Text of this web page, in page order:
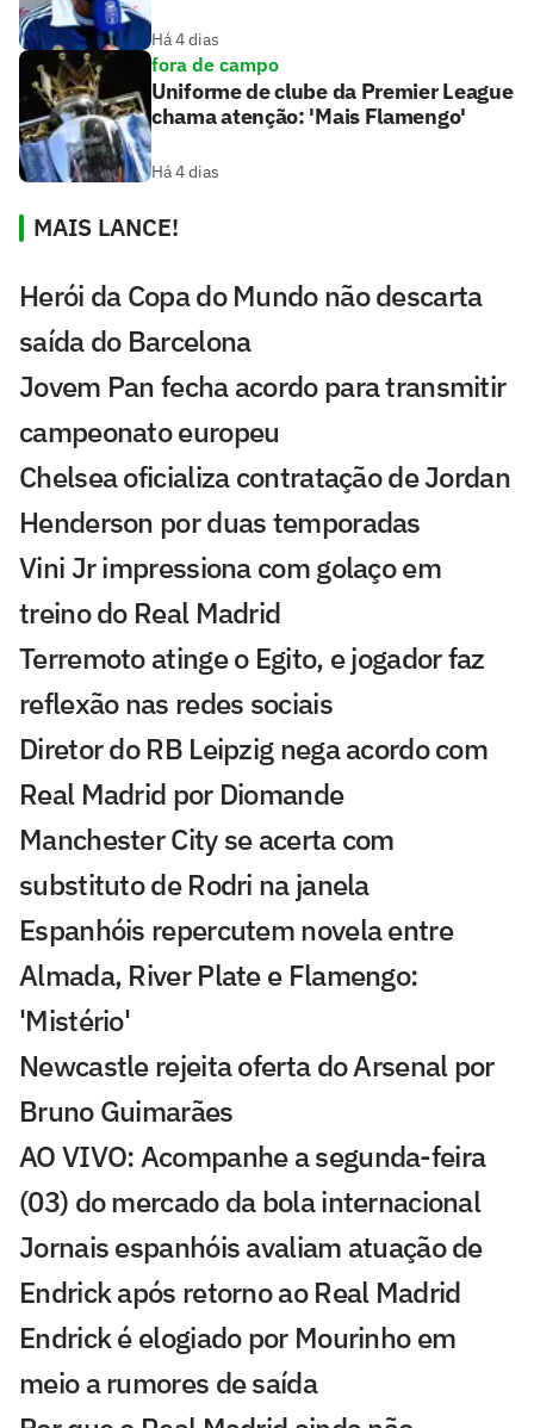
Há 4 dias
fora de campo
Uniforme de clube da Premier League
chama atenção: 'Mais Flamengo'
Há 4 dias
MAIS LANCE!
Herói da Copa do Mundo não descarta
saída do Barcelona
Jovem Pan fecha acordo para transmitir
campeonato europeu
Chelsea oficializa contratação de Jordan
Henderson por duas temporadas
Vini Jr impressiona com golaço em
treino do Real Madrid
Terremoto atinge o Egito, e jogador faz
reflexão nas redes sociais
Diretor do RB Leipzig nega acordo com
Real Madrid por Diomande
Manchester City se acerta com
substituto de Rodri na janela
Espanhóis repercutem novela entre
Almada, River Plate e Flamengo:
'Mistério'
Newcastle rejeita oferta do Arsenal por
Bruno Guimarães
AO VIVO: Acompanhe a segunda-feira
(03) do mercado da bola internacional
Jornais espanhóis avaliam atuação de
Endrick após retorno ao Real Madrid
Endrick é elogiado por Mourinho em
meio a rumores de saída